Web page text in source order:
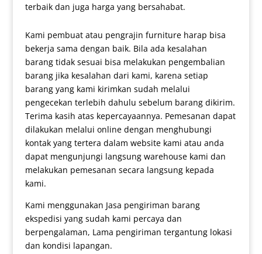
terbaik dan juga harga yang bersahabat.
Kami pembuat atau pengrajin furniture harap bisa
bekerja sama dengan baik. Bila ada kesalahan
barang tidak sesuai bisa melakukan pengembalian
barang jika kesalahan dari kami, karena setiap
barang yang kami kirimkan sudah melalui
pengecekan terlebih dahulu sebelum barang dikirim.
Terima kasih atas kepercayaannya. Pemesanan dapat
dilakukan melalui online dengan menghubungi
kontak yang tertera dalam website kami atau anda
dapat mengunjungi langsung warehouse kami dan
melakukan pemesanan secara langsung kepada
kami.
Kami menggunakan Jasa pengiriman barang
ekspedisi yang sudah kami percaya dan
berpengalaman, Lama pengiriman tergantung lokasi
dan kondisi lapangan.